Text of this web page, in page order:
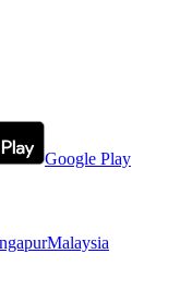
Google Play
Malaysia